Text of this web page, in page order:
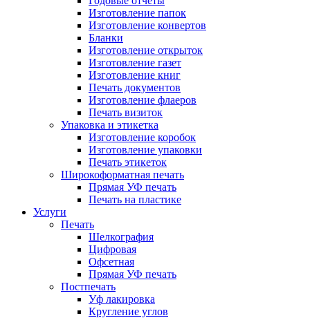
Изготовление папок
Изготовление конвертов
Бланки
Изготовление открыток
Изготовление газет
Изготовление книг
Печать документов
Изготовление флаеров
Печать визиток
Упаковка и этикетка
Изготовление коробок
Изготовление упаковки
Печать этикеток
Широкоформатная печать
Прямая УФ печать
Печать на пластике
Услуги
Печать
Шелкография
Цифровая
Офсетная
Прямая УФ печать
Постпечать
Уф лакировка
Кругление углов